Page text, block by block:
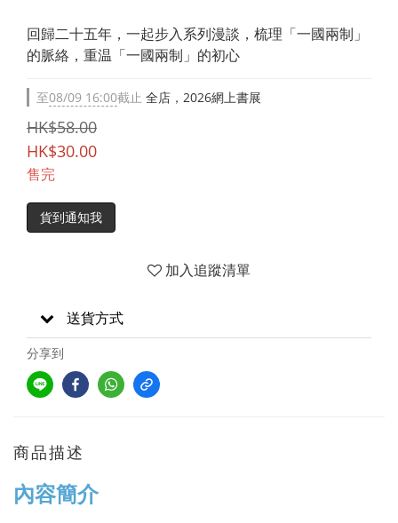
回歸二十五年，一起步入系列漫談，梳理「一國兩制」
的脈絡，重温「一國兩制」的初心
至08/09 16:00截止 全店，2026網上書展
HK$58.00
HK$30.00
售完
貨到通知我
加入追蹤清單
送貨方式
分享到
商品描述
內容簡介